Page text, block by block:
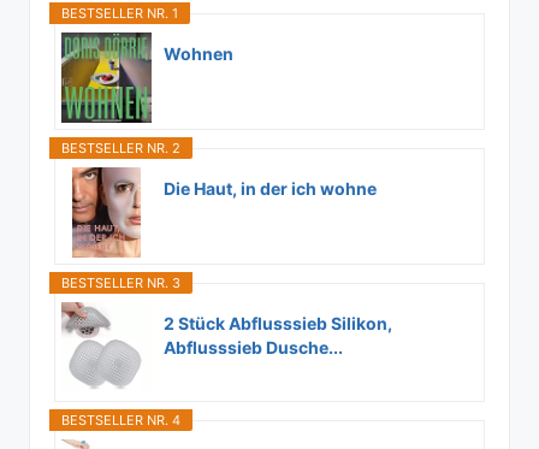
BESTSELLER NR. 1
Wohnen
BESTSELLER NR. 2
Die Haut, in der ich wohne
BESTSELLER NR. 3
2 Stück Abflusssieb Silikon,
Abflusssieb Dusche...
BESTSELLER NR. 4